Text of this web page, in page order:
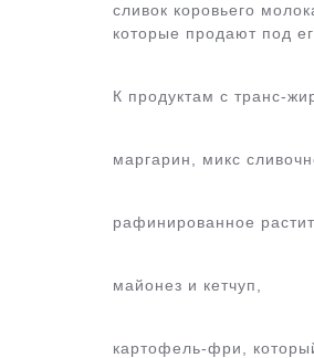
сливок коровьего
которые продают под
К продуктам с транс-
маргарин, микс
рафинированное
майонез и кетчуп,
картофель-фри,